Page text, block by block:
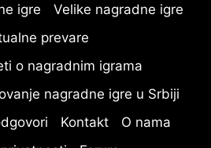
igre
Velike nagradne igre
prevare
o nagradnim igrama
nagradne igre u Srbiji
Kontakt
O nama